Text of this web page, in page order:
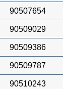
90507654
90509029
90509386
90509787
90510243